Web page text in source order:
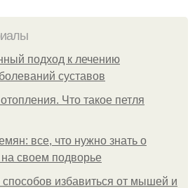
подход к лечению
суставов
Что такое петля
все, что нужно знать о
своем подворье
избавиться от мышей и